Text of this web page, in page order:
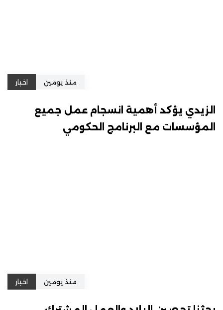
منذ يومين اخبار
الزيدي يؤكد أهمية انسجام عمل جميع
المؤسسات مع البرنامج الحكومي
منذ يومين اخبار